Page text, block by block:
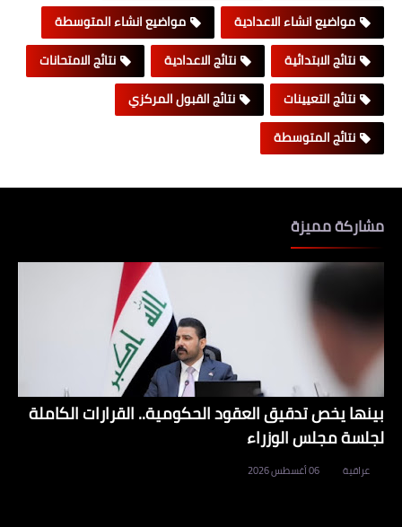
مواضيع انشاء الاعدادية
مواضيع انشاء المتوسطة
نتائج الابتدائية
نتائج الاعدادية
نتائج الامتحانات
نتائج التعيينات
نتائج القبول المركزي
نتائج المتوسطة
مشاركة مميزة
بينها يخص تدقيق العقود الحكومية.. القرارات الكاملة
لجلسة مجلس الوزراء
عراقية 06 أغسطس 2026